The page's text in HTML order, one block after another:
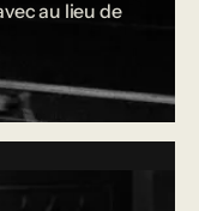
au lieu de